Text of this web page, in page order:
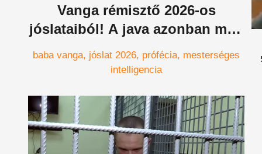
Vanga rémisztő 2026-os
jóslataiból! A java azonban még
csak most jön...
baba vanga jóslat 2026 prófécia mesterséges
intelligencia